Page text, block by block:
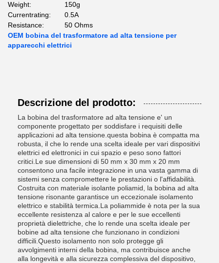
Weight:
150g
Currentrating:
0.5A
Resistance:
50 Ohms
OEM bobina del trasformatore ad alta tensione per
apparecchi elettrici
Descrizione del prodotto:
La bobina del trasformatore ad alta tensione e' un
componente progettato per soddisfare i requisiti delle
applicazioni ad alta tensione.questa bobina è compatta ma
robusta, il che lo rende una scelta ideale per vari dispositivi
elettrici ed elettronici in cui spazio e peso sono fattori
critici.Le sue dimensioni di 50 mm x 30 mm x 20 mm
consentono una facile integrazione in una vasta gamma di
sistemi senza compromettere le prestazioni o l'affidabilità.
Costruita con materiale isolante poliamid, la bobina ad alta
tensione risonante garantisce un eccezionale isolamento
elettrico e stabilità termica.La poliammide è nota per la sua
eccellente resistenza al calore e per le sue eccellenti
proprietà dielettriche, che lo rende una scelta ideale per
bobine ad alta tensione che funzionano in condizioni
difficili.Questo isolamento non solo protegge gli
avvolgimenti interni della bobina, ma contribuisce anche
alla longevità e alla sicurezza complessiva del dispositivo,